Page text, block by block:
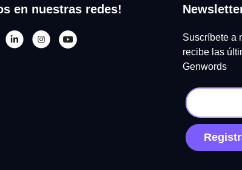
en nuestras redes!
Suscríbete a
recibe las
Genwords